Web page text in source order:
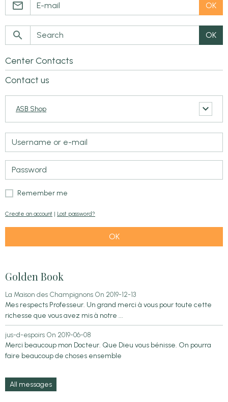
OK
OK
Center Contacts
Contact us
ASB Shop
Remember me
Create an account | Lost password?
OK
Golden Book
La Maison des Champignons On 2019-12-13
Mes respects Professeur. Un grand merci à vous pour toute cette
richesse que vous avez mis à notre ...
jus-d-espoirs On 2019-06-08
Merci beaucoup mon Docteur. Que Dieu vous bénisse. On pourra
faire beaucoup de choses ensemble
All messages